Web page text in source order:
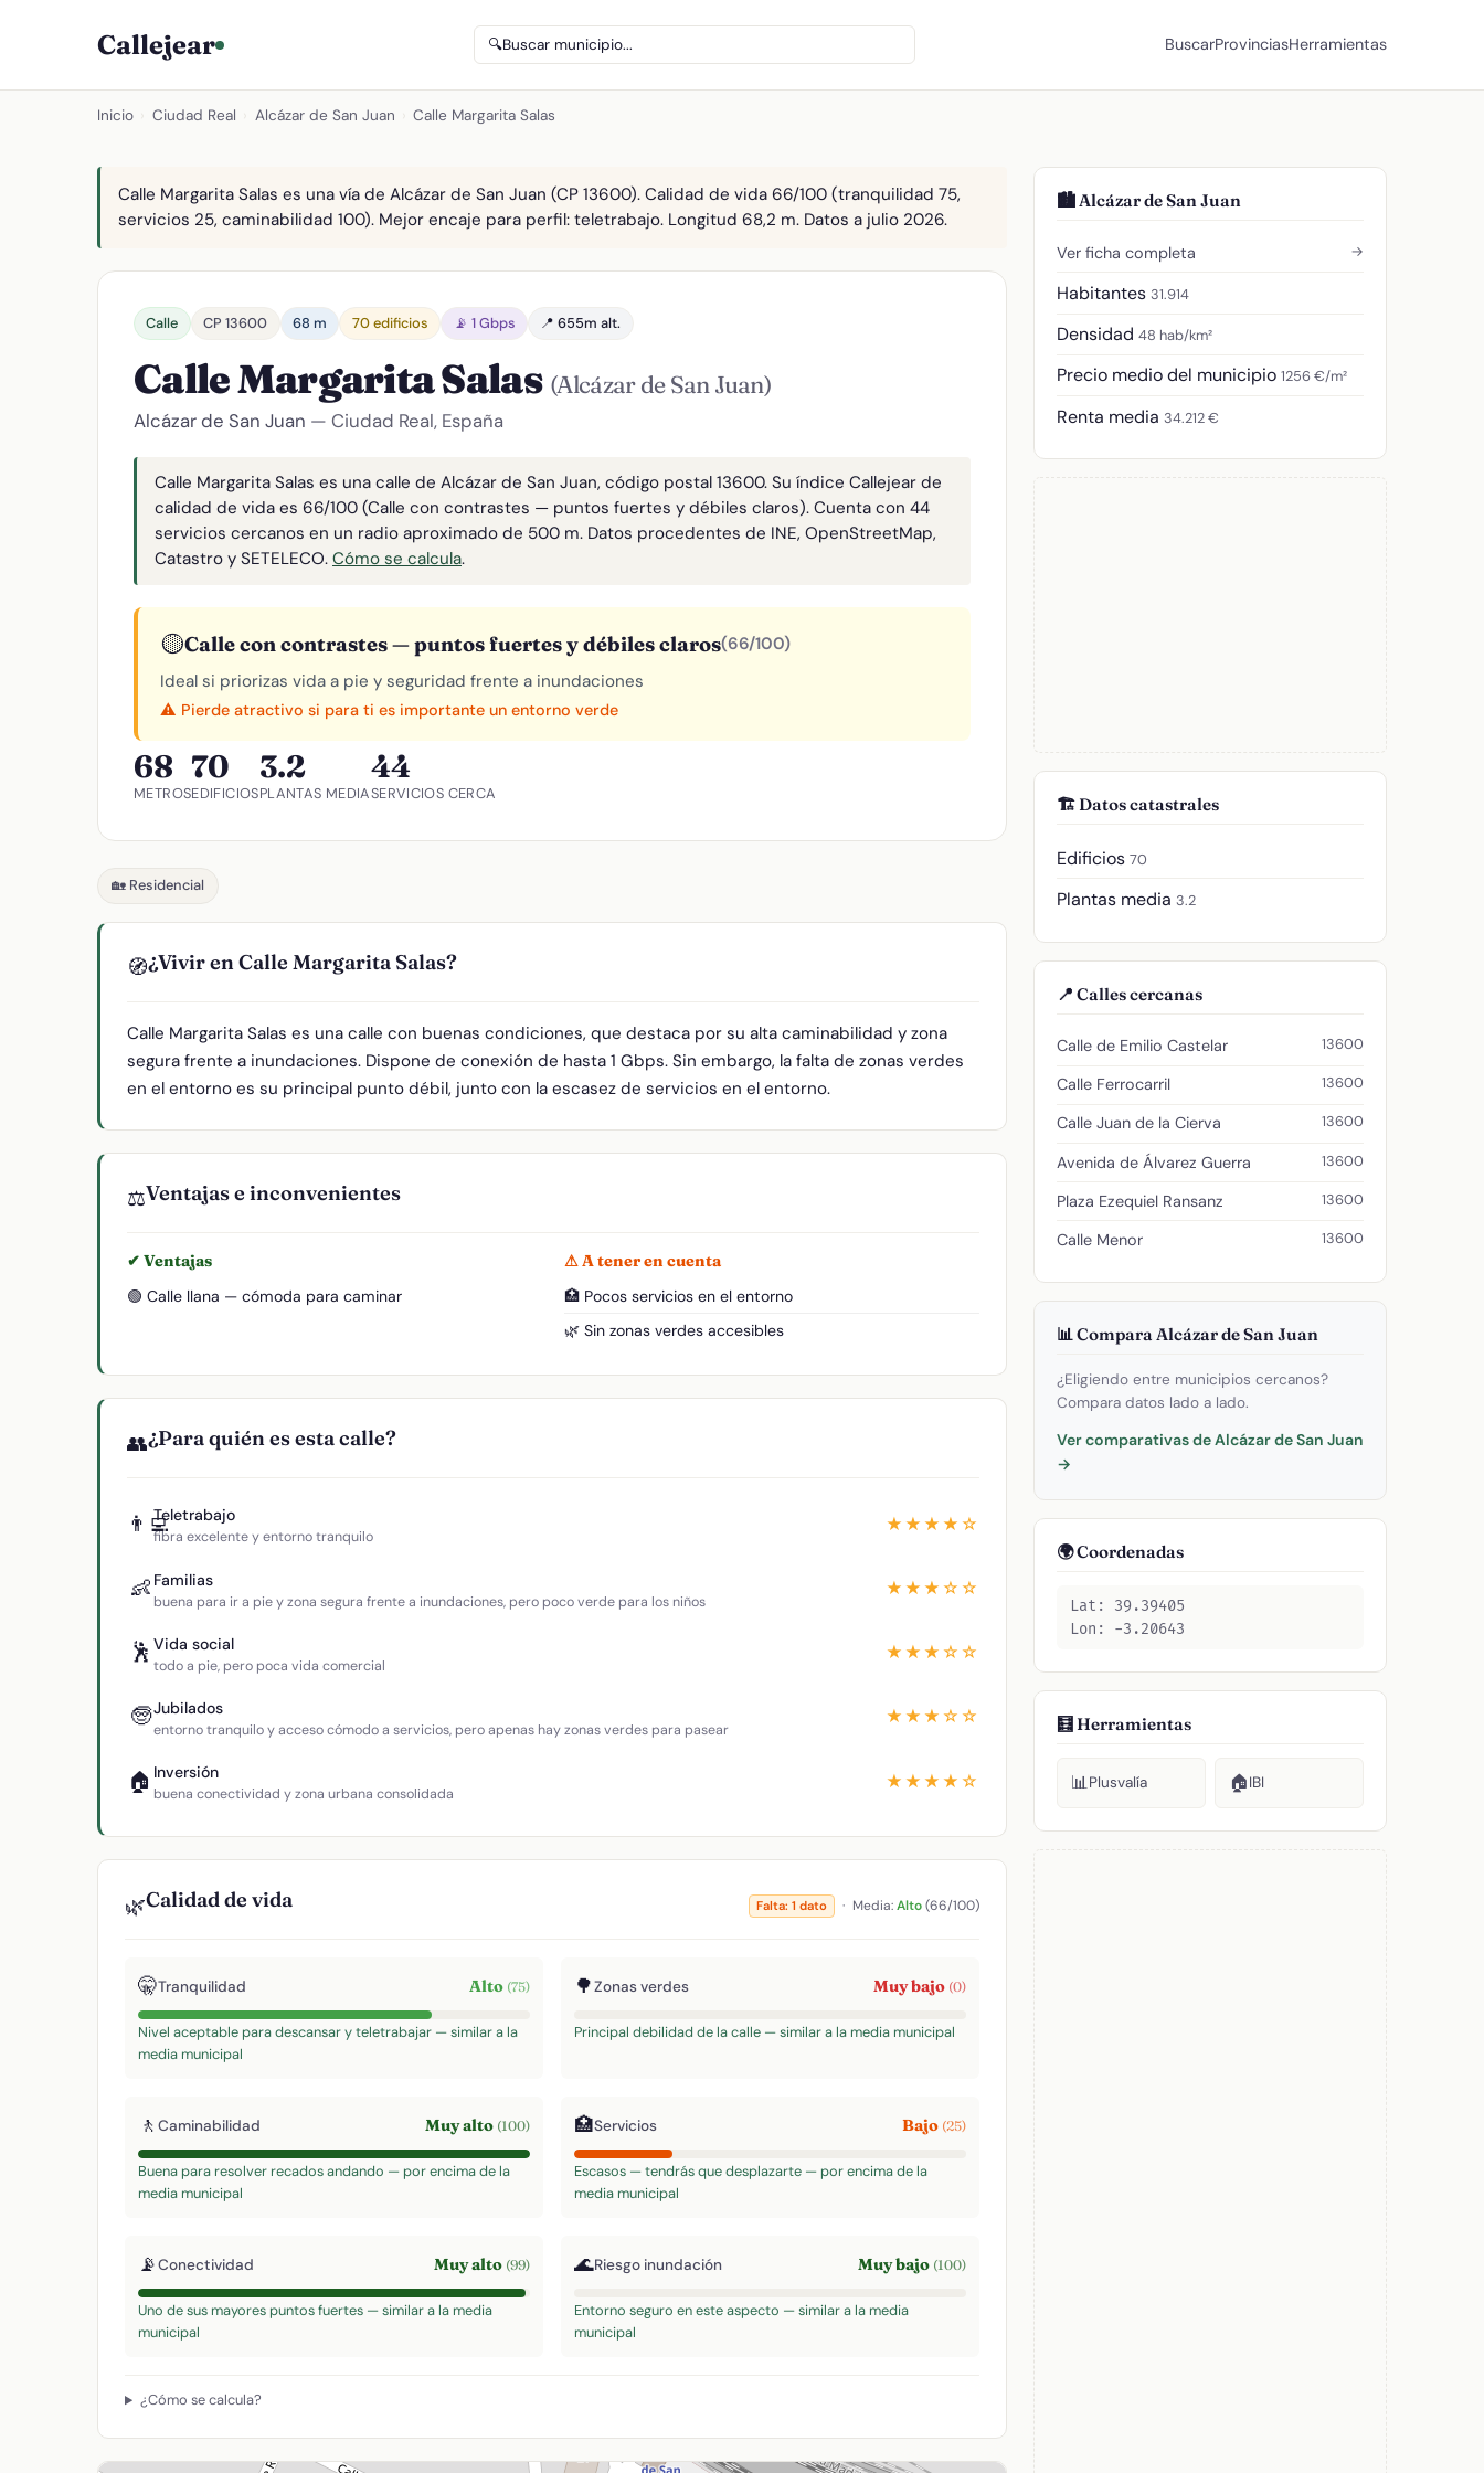
Callejear 🔍Buscar municipio... BuscarProvinciasHerramientas
Inicio Ciudad Real Alcázar de San Juan Calle Margarita Salas
Calle Margarita Salas es una vía de Alcázar de San Juan (CP 13600). Calidad de vida 66/100 (tranquilidad 75,
servicios 25, caminabilidad 100). Mejor encaje para perfil: teletrabajo. Longitud 68,2 m. Datos a julio 2026.
Calle CP 13600 68 m 70 edificios 📡 1 Gbps 📍 655m alt.
Calle Margarita Salas (Alcázar de San Juan)
Alcázar de San Juan — Ciudad Real, España
Calle Margarita Salas es una calle de Alcázar de San Juan, código postal 13600. Su índice Callejear de
calidad de vida es 66/100 (Calle con contrastes — puntos fuertes y débiles claros). Cuenta con 44
servicios cercanos en un radio aproximado de 500 m. Datos procedentes de INE, OpenStreetMap,
Catastro y SETELECO. Cómo se calcula.
🟡Calle con contrastes — puntos fuertes y débiles claros(66/100)
Ideal si priorizas vida a pie y seguridad frente a inundaciones
⚠️ Pierde atractivo si para ti es importante un entorno verde
68
METROS
70
EDIFICIOS
3.2
PLANTAS MEDIA
44
SERVICIOS CERCA
🏡 Residencial
🧭¿Vivir en Calle Margarita Salas?
Calle Margarita Salas es una calle con buenas condiciones, que destaca por su alta caminabilidad y zona
segura frente a inundaciones. Dispone de conexión de hasta 1 Gbps. Sin embargo, la falta de zonas verdes
en el entorno es su principal punto débil, junto con la escasez de servicios en el entorno.
⚖️Ventajas e inconvenientes
✔ Ventajas
🟢 Calle llana — cómoda para caminar
⚠ A tener en cuenta
🏥 Pocos servicios en el entorno
🌿 Sin zonas verdes accesibles
👥¿Para quién es esta calle?
👨‍💻Teletrabajo
fibra excelente y entorno tranquilo
★★★★☆
👶 Familias
buena para ir a pie y zona segura frente a inundaciones, pero poco verde para los niños
★★★☆☆
🕺 Vida social
todo a pie, pero poca vida comercial
★★★☆☆
🧓Jubilados
entorno tranquilo y acceso cómodo a servicios, pero apenas hay zonas verdes para pasear
★★★☆☆
🏠 Inversión
buena conectividad y zona urbana consolidada
★★★★☆
🌿Calidad de vida Falta: 1 dato · Media:Alto(66/100)
🤫Tranquilidad Alto (75)
Nivel aceptable para descansar y teletrabajar — similar a la
media municipal
🌳Zonas verdes Muy bajo (0)
Principal debilidad de la calle — similar a la media municipal
🚶 Caminabilidad Muy alto (100)
Buena para resolver recados andando — por encima de la
media municipal
🏥Servicios Bajo (25)
Escasos — tendrás que desplazarte — por encima de la
media municipal
📡Conectividad Muy alto (99)
Uno de sus mayores puntos fuertes — similar a la media
municipal
🌊Riesgo inundación Muy bajo (100)
Entorno seguro en este aspecto — similar a la media
municipal
¿Cómo se calcula?
🏙️ Alcázar de San Juan
Ver ficha completa →
Habitantes 31.914
Densidad 48 hab/km²
Precio medio del municipio 1256 €/m²
Renta media 34.212 €
🏗️ Datos catastrales
Edificios 70
Plantas media 3.2
📍 Calles cercanas
Calle de Emilio Castelar 13600
Calle Ferrocarril 13600
Calle Juan de la Cierva 13600
Avenida de Álvarez Guerra 13600
Plaza Ezequiel Ransanz 13600
Calle Menor 13600
📊 Compara Alcázar de San Juan
¿Eligiendo entre municipios cercanos?
Compara datos lado a lado.
Ver comparativas de Alcázar de San Juan
→
🌍 Coordenadas
Lat: 39.39405
Lon: -3.20643
🧮 Herramientas
📊Plusvalía 🏠IBI